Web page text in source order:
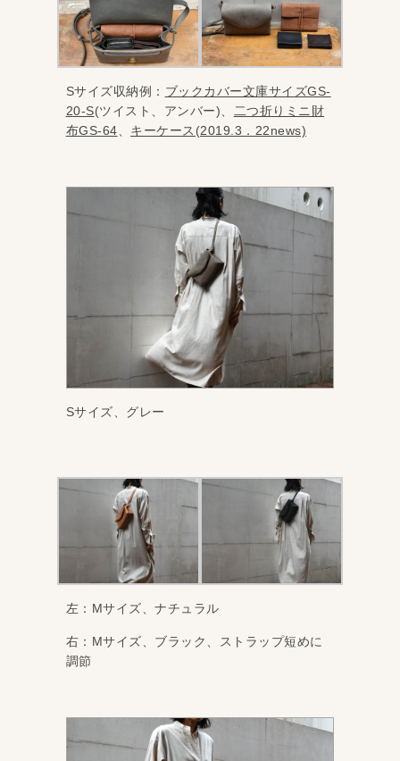
Sサイズ収納例： ブックカバー文庫サイズGS-
20-S(ツイスト、アンバー)、
二つ折りミニ財
布GS-64
キーケース(2019.3．22news)
Sサイズ、グレー
左：Mサイズ、ナチュラル
右：Mサイズ、ブラック、ストラップ短めに
調節